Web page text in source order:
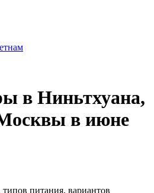
в Ниньтхуана,
в июне
питания, вариантов